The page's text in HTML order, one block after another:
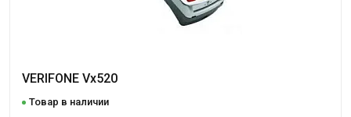
VERIFONE Vx520
Товар в наличии